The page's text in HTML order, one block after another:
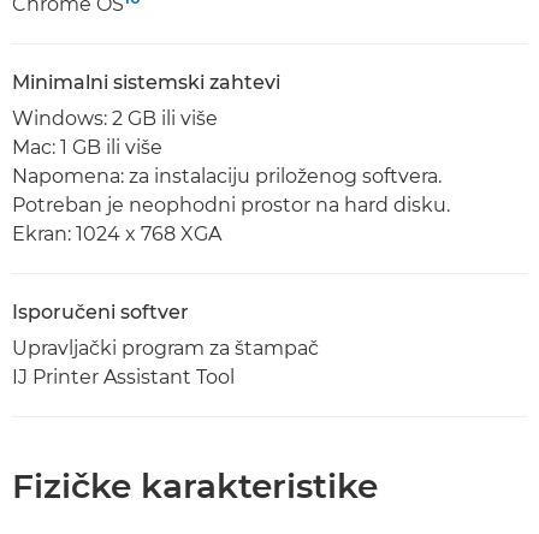
Minimalni sistemski zahtevi
Windows: 2 GB ili više
Mac: 1 GB ili više
Napomena: za instalaciju priloženog softvera.
Potreban je neophodni prostor na hard disku.
Ekran: 1024 x 768 XGA
Isporučeni softver
Upravljački program za štampač
IJ Printer Assistant Tool
Fizičke karakteristike